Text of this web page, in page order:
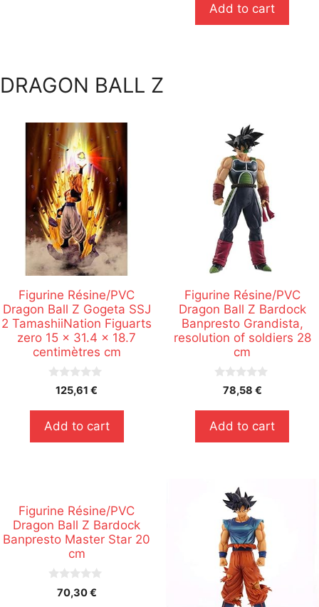
5
Add to cart
DRAGON BALL Z
Figurine Résine/PVC
Dragon Ball Z Gogeta SSJ
2 TamashiiNation Figuarts
zero 15 x 31.4 x 18.7
centimètres cm
s
5
125,61€
Add to cart
Figurine Résine/PVC
Dragon Ball Z Bardock
Banpresto Grandista,
resolution of soldiers 28
cm
s
5
78,58 €
Add to cart
Figurine Résine/PVC
Dragon Ball Z Bardock
Banpresto Master Star 20
cm
s70,30€